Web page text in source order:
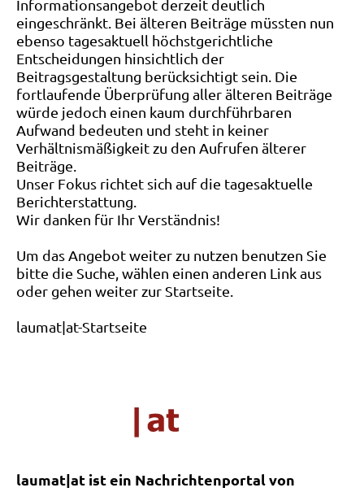
Informationsangebot derzeit deutlich
eingeschränkt. Bei älteren Beiträge müssten nun
ebenso tagesaktuell höchstgerichtliche
Entscheidungen hinsichtlich der
Beitragsgestaltung berücksichtigt sein. Die
fortlaufende Überprüfung aller älteren Beiträge
würde jedoch einen kaum durchführbaren
Aufwand bedeuten und steht in keiner
Verhältnismäßigkeit zu den Aufrufen älterer
Beiträge.
Unser Fokus richtet sich auf die tagesaktuelle
Berichterstattung.
Wir danken für Ihr Verständnis!
Um das Angebot weiter zu nutzen benutzen Sie
bitte die Suche, wählen einen anderen Link aus
oder gehen weiter zur Startseite.
laumat|at-Startseite
laumat|at ist ein Nachrichtenportal von